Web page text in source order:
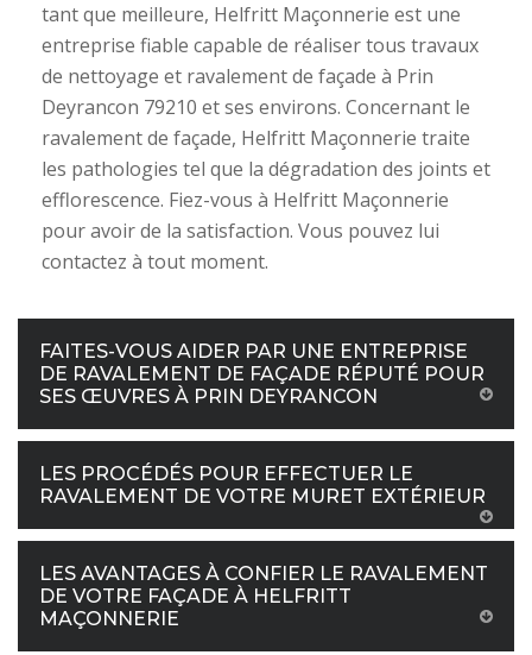
tant que meilleure, Helfritt Maçonnerie est une
entreprise fiable capable de réaliser tous travaux
de nettoyage et ravalement de façade à Prin
Deyrancon 79210 et ses environs. Concernant le
ravalement de façade, Helfritt Maçonnerie traite
les pathologies tel que la dégradation des joints et
efflorescence. Fiez-vous à Helfritt Maçonnerie
pour avoir de la satisfaction. Vous pouvez lui
contactez à tout moment.
FAITES-VOUS AIDER PAR UNE ENTREPRISE
DE RAVALEMENT DE FAÇADE RÉPUTÉ POUR
SES ŒUVRES À PRIN DEYRANCON
LES PROCÉDÉS POUR EFFECTUER LE
RAVALEMENT DE VOTRE MURET EXTÉRIEUR
LES AVANTAGES À CONFIER LE RAVALEMENT
DE VOTRE FAÇADE À HELFRITT
MAÇONNERIE